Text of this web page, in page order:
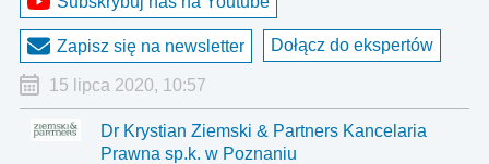
Zapisz się na newsletter Dołącz do ekspertów
15 lipca 2020, 10:57
Dr Krystian Ziemski & Partners Kancelaria
Prawna sp.k. w Poznaniu